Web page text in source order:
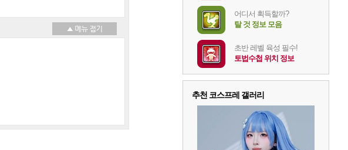
어디서 획득할까?
탈 것 정보 모음
초반 레벨 육성 필수!
토법수첩 위치 정보
추천 코스프레 갤러리